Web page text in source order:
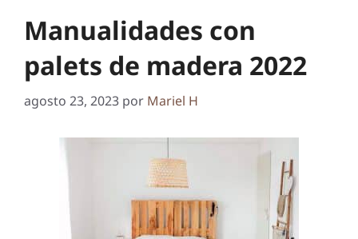
Manualidades con
palets de madera 2022
agosto 23, 2023 por Mariel H